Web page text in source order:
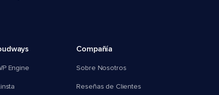
Engine
Compañía
Sobre Nosotros
Reseñas de Clientes